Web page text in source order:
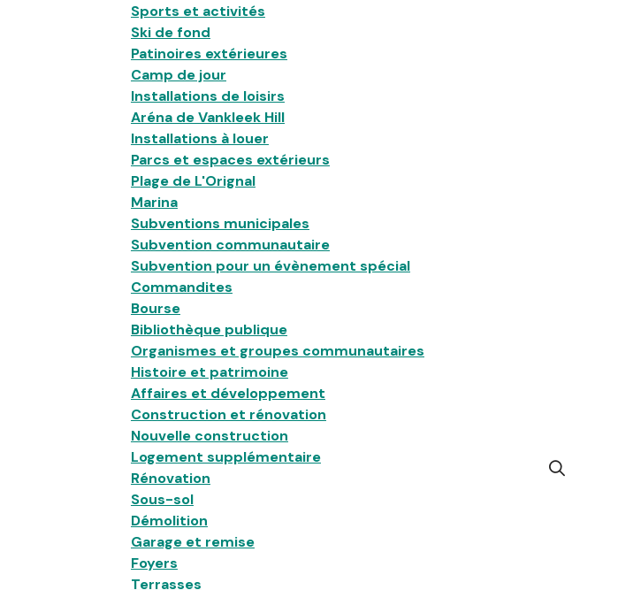
Sports et activités
Ski de fond
Patinoires extérieures
Camp de jour
Installations de loisirs
Aréna de Vankleek Hill
Installations à louer
Parcs et espaces extérieurs
Plage de L'Orignal
Marina
Subventions municipales
Subvention communautaire
Subvention pour un évènement spécial
Commandites
Bourse
Bibliothèque publique
Organismes et groupes communautaires
Histoire et patrimoine
Affaires et développement
Construction et rénovation
Nouvelle construction
Logement supplémentaire
Rénovation
Sous-sol
Démolition
Garage et remise
Foyers
Terrasses
Open